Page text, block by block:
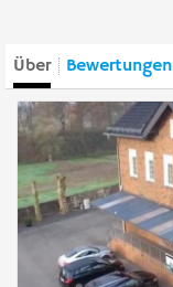
Über Bewertungen